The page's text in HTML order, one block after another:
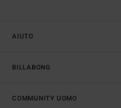
AIUTO
BILLABONG
COMMUNITY UOMO